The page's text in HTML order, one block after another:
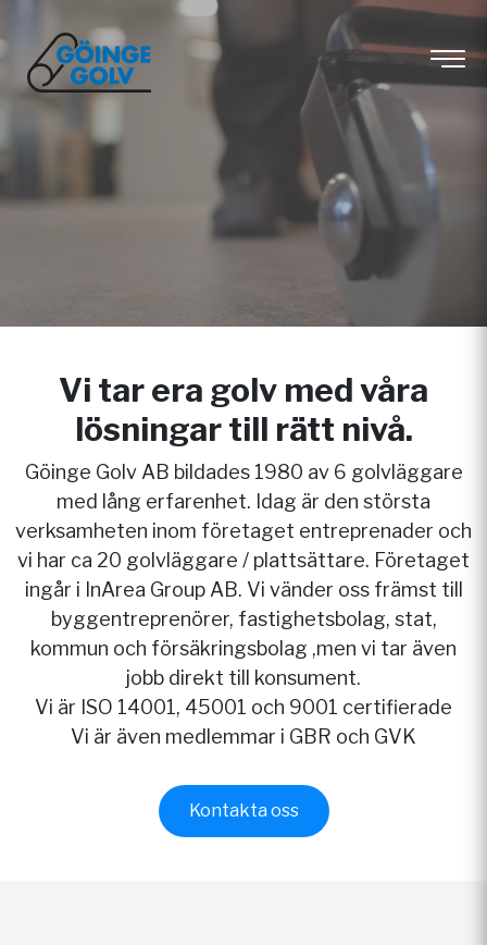
Vi tar era golv med våra
lösningar till rätt nivå.
Göinge Golv AB bildades 1980 av 6 golvläggare
med lång erfarenhet. Idag är den största
verksamheten inom företaget entreprenader och
vi har ca 20 golvläggare / plattsättare. Företaget
ingår i InArea Group AB. Vi vänder oss främst till
byggentreprenörer, fastighetsbolag, stat,
kommun och försäkringsbolag ,men vi tar även
jobb direkt till konsument.
Vi är ISO 14001, 45001 och 9001 certifierade
​Vi är även medlemmar i GBR och GVK
Kontakta oss